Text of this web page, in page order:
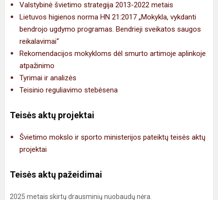
Valstybinė švietimo strategija 2013-2022 metais
Lietuvos higienos norma HN 21:2017 „Mokykla, vykdanti
bendrojo ugdymo programas. Bendrieji sveikatos saugos
reikalavimai“
Rekomendacijos mokykloms dėl smurto artimoje aplinkoje
atpažinimo
Tyrimai ir analizės
Teisinio reguliavimo stebėsena
Teisės aktų projektai
Švietimo mokslo ir sporto ministerijos pateiktų teisės aktų
projektai
Teisės aktų pažeidimai
2025 metais skirtų drausminių nuobaudų nėra.